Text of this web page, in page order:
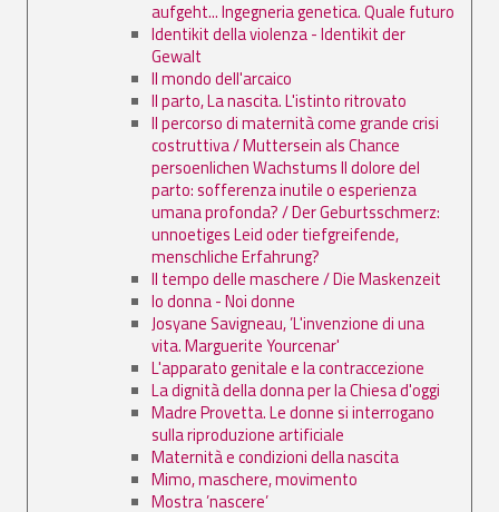
aufgeht... Ingegneria genetica. Quale futuro
Identikit della violenza - Identikit der
Gewalt
Il mondo dell'arcaico
Il parto, La nascita. L'istinto ritrovato
Il percorso di maternità come grande crisi
costruttiva / Muttersein als Chance
persoenlichen Wachstums Il dolore del
parto: sofferenza inutile o esperienza
umana profonda? / Der Geburtsschmerz:
unnoetiges Leid oder tiefgreifende,
menschliche Erfahrung?
Il tempo delle maschere / Die Maskenzeit
Io donna - Noi donne
Josyane Savigneau, ’L'invenzione di una
vita. Marguerite Yourcenar'
L'apparato genitale e la contraccezione
La dignità della donna per la Chiesa d'oggi
Madre Provetta. Le donne si interrogano
sulla riproduzione artificiale
Maternità e condizioni della nascita
Mimo, maschere, movimento
Mostra ’nascere’